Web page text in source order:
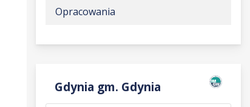
Opracowania
Gdynia gm. Gdynia